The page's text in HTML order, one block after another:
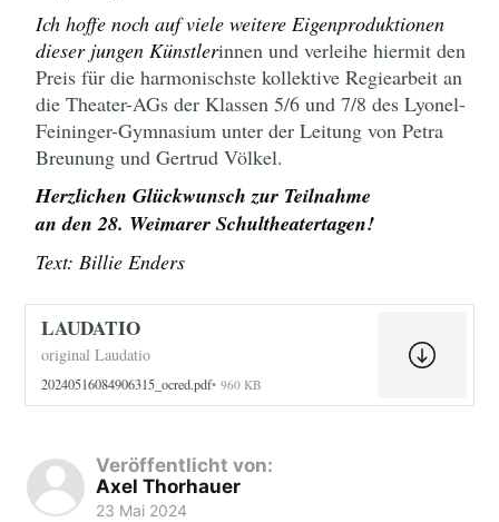
Ich hoffe noch auf viele weitere Eigenproduktionen
dieser jungen Künstlerinnen und verleihe hiermit den
Preis für die harmonischste kollektive Regiearbeit an
die Theater-AGs der Klassen 5/6 und 7/8 des Lyonel-
Feininger-Gymnasium unter der Leitung von Petra
Breunung und Gertrud Völkel.
Herzlichen Glückwunsch zur Teilnahme
an den 28. Weimarer Schultheatertagen!
Text: Billie Enders
LAUDATIO
original Laudatio
20240516084906315_ocred.pdf 960 KB
Veröffentlicht von:
Axel Thorhauer
23 Mai 2024